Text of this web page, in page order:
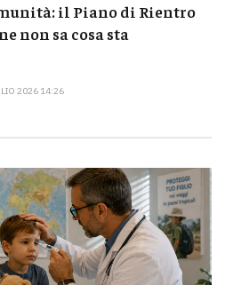
il Piano di Rientro
non sa cosa sta
2026 14:26